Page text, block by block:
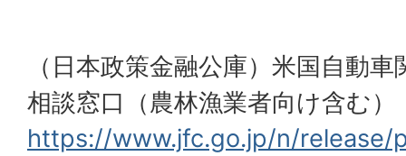
（日本政策金融公庫）米国自動
相談窓口（農林漁業者向け含む）
https://www.jfc.go.jp/n/